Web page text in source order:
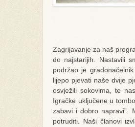
Zagrijavanje za naš
do najstarijih. Nastavili
podržao je
lijepo pjevati naše dvije
osvježili sokovima, te
Igračke uključene u
zabavi i dobro napravi”.
potruditi. Naši članovi